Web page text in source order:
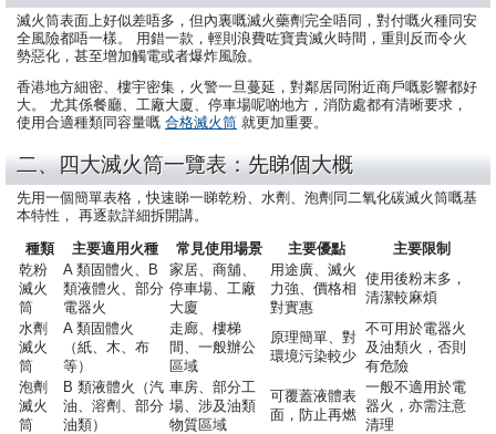
滅火筒表面上好似差唔多，但內裏嘅滅火藥劑完全唔同，對付嘅火種同安
全風險都唔一樣。 用錯一款，輕則浪費咗寶貴滅火時間，重則反而令火
勢惡化，甚至增加觸電或者爆炸風險。
香港地方細密、樓宇密集，火警一旦蔓延，對鄰居同附近商戶嘅影響都好
大。 尤其係餐廳、工廠大廈、停車場呢啲地方，消防處都有清晰要求，
使用合適種類同容量嘅 合格滅火筒 就更加重要。
二、四大滅火筒一覽表：先睇個大概
先用一個簡單表格，快速睇一睇乾粉、水劑、泡劑同二氧化碳滅火筒嘅基
本特性， 再逐款詳細拆開講。
種類
主要適用火種 常見使用場景 主要優點
主要限制
乾粉
滅火
筒
A 類固體火、B
類液體火、部分
電器火
家居、商舖、
停車場、工廠
大廈
用途廣、滅火
力強、價格相
對實惠
使用後粉末多，
清潔較麻煩
水劑
滅火
筒
A 類固體火
（紙、木、布
等）
走廊、樓梯
間、一般辦公
區域
原理簡單、對
環境污染較少
不可用於電器火
及油類火，否則
有危險
泡劑
滅火
筒
B 類液體火（汽
油、溶劑、部分
油類）
車房、部分工
場、涉及油類
物質區域
可覆蓋液體表
面，防止再燃
一般不適用於電
器火，亦需注意
清理